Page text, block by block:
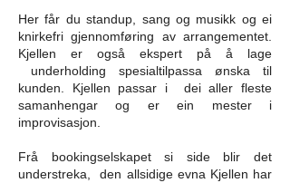
Her får du standup, sang og musikk og ei
knirkefri gjennomføring av arrangementet.
Kjellen er også ekspert på å lage
underholding spesialtilpassa ønska til
kunden. Kjellen passar i dei aller fleste
samanhengar og er ein mester i
improvisasjon.
Frå bookingselskapet si side blir det
understreka, den allsidige evna Kjellen har